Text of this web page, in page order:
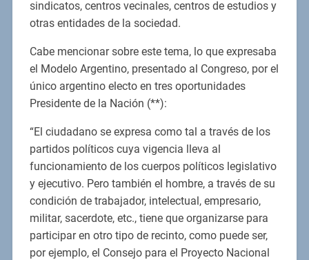
sindicatos, centros vecinales, centros de estudios y
otras entidades de la sociedad.
Cabe mencionar sobre este tema, lo que expresaba
el Modelo Argentino, presentado al Congreso, por el
único argentino electo en tres oportunidades
Presidente de la Nación (**):
“El ciudadano se expresa como tal a través de los
partidos políticos cuya vigencia lleva al
funcionamiento de los cuerpos políticos legislativo
y ejecutivo. Pero también el hombre, a través de su
condición de trabajador, intelectual, empresario,
militar, sacerdote, etc., tiene que organizarse para
participar en otro tipo de recinto, como puede ser,
por ejemplo, el Consejo para el Proyecto Nacional